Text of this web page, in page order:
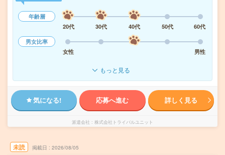
年齢層
20代
30代 40代 50代
60代
男女比率
女性
男性
もっと見る
気になる! 応募へ進む 詳しく見る
派遣会社 株式会社トライバルユニット
未読 掲載日 2026/08/05